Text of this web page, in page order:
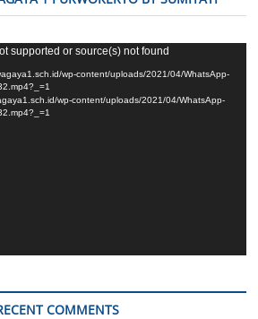
supported or source(s) not found
wp-content/uploads/2021/04/WhatsApp-
wp-content/uploads/2021/04/WhatsApp-
COMMENTS